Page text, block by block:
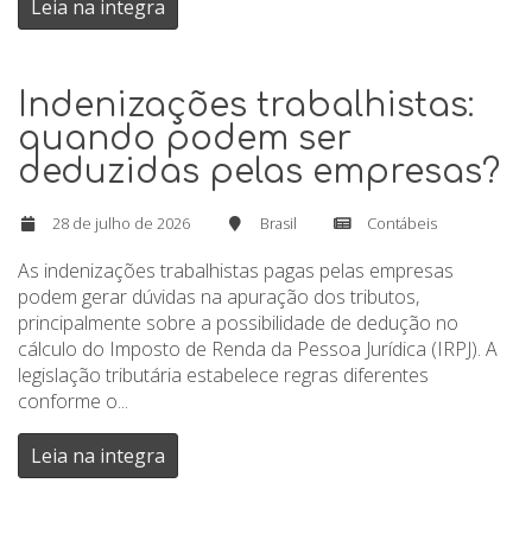
Leia na integra
Indenizações trabalhistas:
quando podem ser
deduzidas pelas empresas?
28 de julho de 2026 Brasil Contábeis
As indenizações trabalhistas pagas pelas empresas
podem gerar dúvidas na apuração dos tributos,
principalmente sobre a possibilidade de dedução no
cálculo do Imposto de Renda da Pessoa Jurídica (IRPJ). A
legislação tributária estabelece regras diferentes
conforme o...
Leia na integra